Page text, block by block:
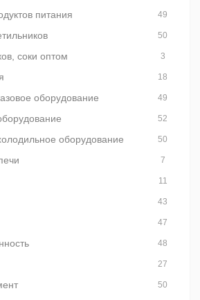
питания 49
50
соки оптом 3
18
оборудование 49
52
оборудование 50
7
11
43
47
48
27
50